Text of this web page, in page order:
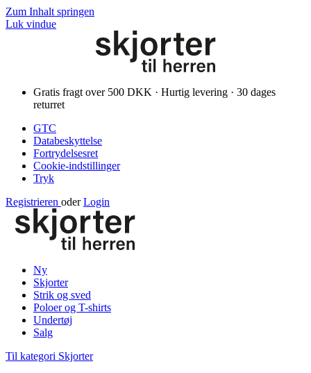
Zum Inhalt springen
Luk vindue
Gratis fragt over 500 DKK · Hurtig levering · 30 dages
returret
GTC
Databeskyttelse
Fortrydelsesret
Cookie-indstillinger
Tryk
Registrieren oder Login
Ny
Skjorter
Strik og sved
Poloer og T-shirts
Undertøj
Salg
Til kategori Skjorter